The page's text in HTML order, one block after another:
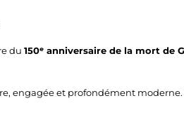
du 150ᵉ anniversaire de la mort de
engagée et profondément moderne.